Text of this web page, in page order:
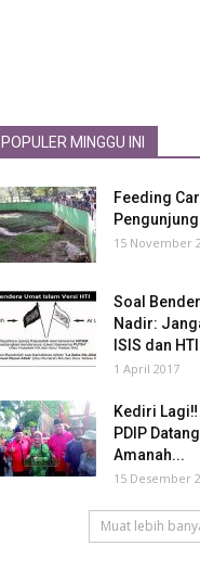
POPULER MINGGU INI
Feeding
15 November
Soal
Nadir:
ISIS dan HTI
1 April 2017
Kediri Lagi‼
PDIP
Amanah...
15 Desember
Muat lebih